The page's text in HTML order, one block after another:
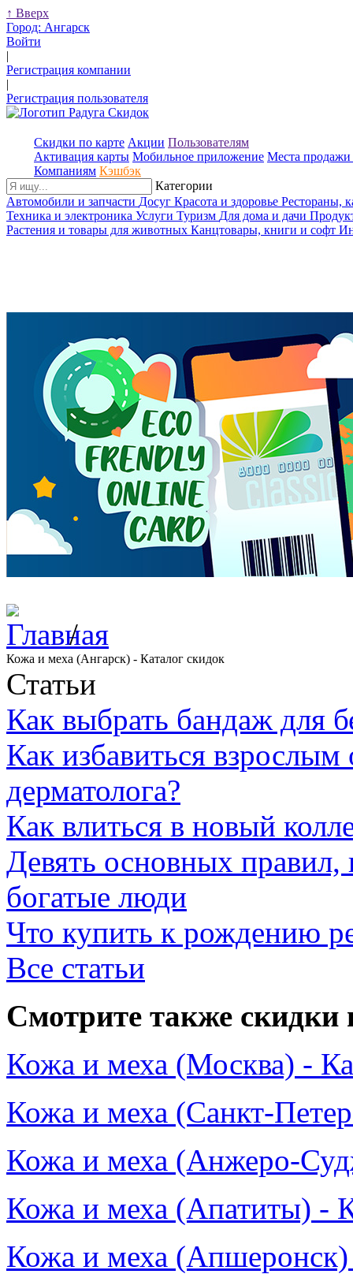
↑ Вверх
Город: Ангарск
Войти
|
Регистрация компании
|
Регистрация пользователя
Скидки по карте Акции Пользователям
Активация карты Мобильное приложение Места продажи
Компаниям Кэшбэк
Категории
Автомобили и запчасти Досуг Красота и здоровье Рестораны,
Техника и электроника Услуги Туризм Для дома и дачи
Растения и товары для животных Канцтовары, книги и софт
/
Кожа и меха (Ангарск) - Каталог скидок
Статьи
Как выбрать бандаж для
Как избавиться
дерматолога?
Как влиться в новый
Девять основных
богатые люди
Что купить к рождению
Все статьи
Смотрите также скидки
Кожа и меха (Москва) -
Кожа и меха (Санкт-
Кожа и меха (Анжеро-
Кожа и меха (Апатиты) -
Кожа и меха (Апшеронск)